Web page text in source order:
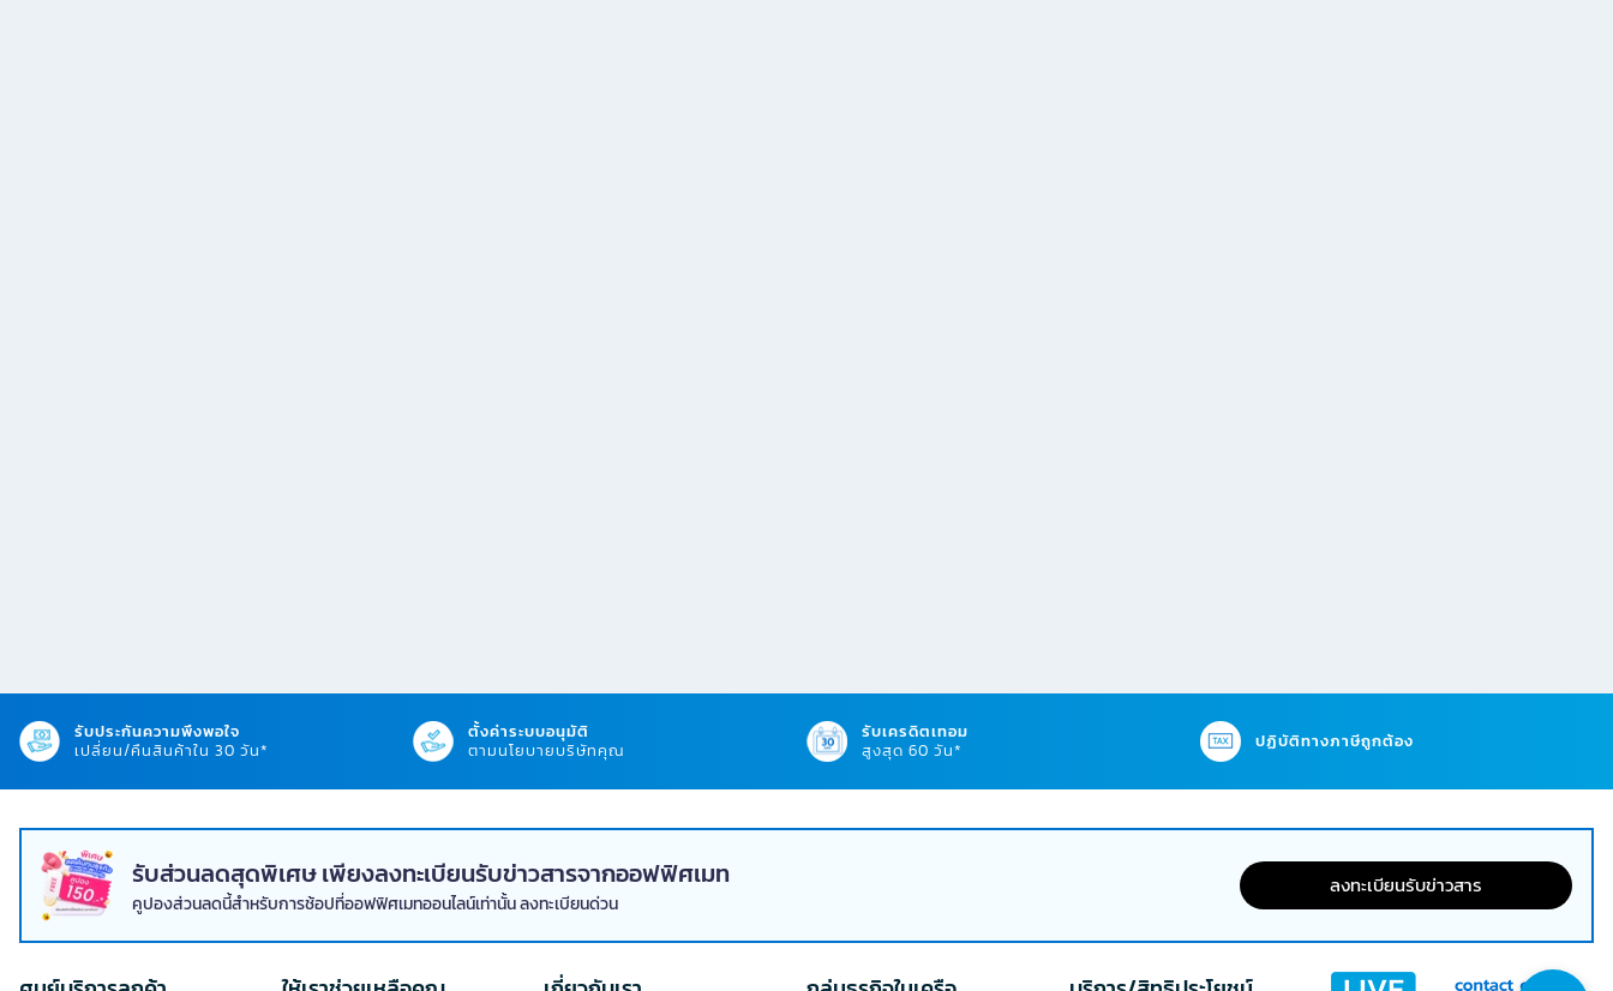
รับประกันความพึงพอใจ
เปลี่ยน/คืนสินค้าใน 30 วัน*
ตั้งค่าระบบอนุมัติ
ตามนโยบายบริษัทคุณ
รับเครดิตเทอม
สูงสุด 60 วัน*
ปฏิบัติทางภาษีถูกต้อง
รับส่วนลดสุดพิเศษ เพียงลงทะเบียนรับข่าวสารจากออฟฟิศเมท
คูปองส่วนลดนี้สำหรับการช้อปที่ออฟฟิศเมทออนไลน์เท่านั้น ลงทะเบียนด่วน
ลงทะเบียนรับข่าวสาร